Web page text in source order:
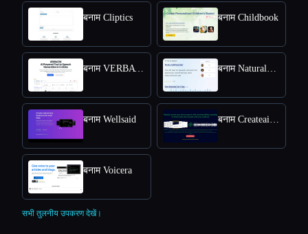
बनाम Cliptics बनाम Childbook
बनाम VERBATIK बनाम NaturalReader
बनाम Wellsaid बनाम Createaivoiceovers
बनाम Voicera
सभी तुलनीय उपकरण देखें।